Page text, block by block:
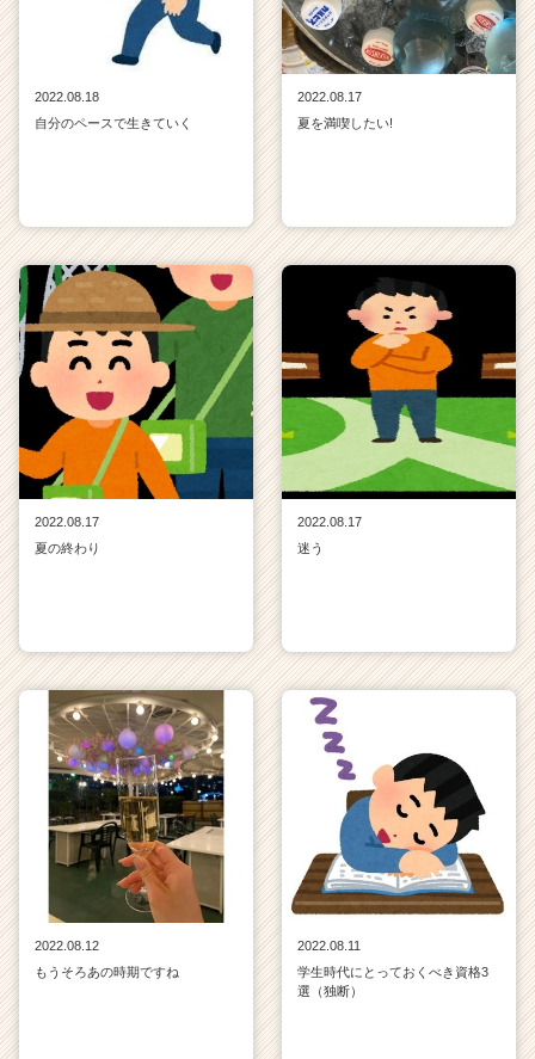
2022.08.18
自分のペースで生きていく
2022.08.17
夏を満喫したい!
2022.08.17
夏の終わり
2022.08.17
迷う
2022.08.12
もうそろあの時期ですね
2022.08.11
学生時代にとっておくべき資格3
選（独断）